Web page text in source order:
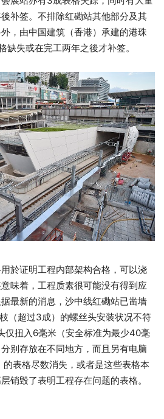
补签。不排除红磡站其他部分及其
，由中国建筑（香港）承建的港珠
失或在完工两年之後才补签。
用於证明工程内部架构合格，可以浇
味着，工程质素很可能没有得到应
最新的消息，沙中线红磡站已凿墙
（超过3成）的螺丝头安装状况不符
仅扭入6毫米（安全标准为最少40毫
别存放在不同地方，而且另有电脑
表格尽数消失，或者是这些表格本
销毁了表明工程存在问题的表格。